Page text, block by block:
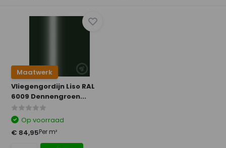
Maatwerk
Vliegengordijn Liso RAL
6009 Dennengroen...
Op voorraad
€ 84,95Per m²